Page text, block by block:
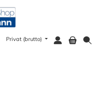
Privat (brutto)